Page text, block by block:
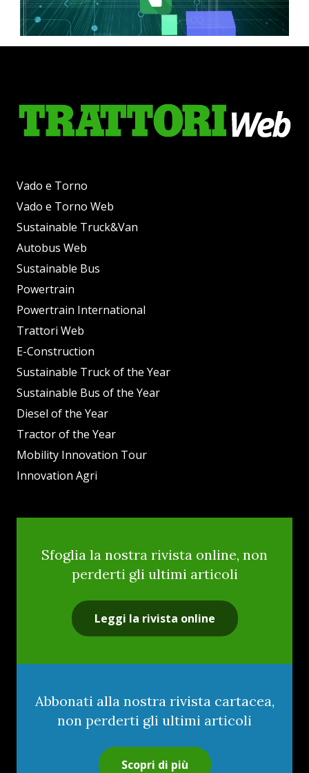
Vado e Torno
Vado e Torno Web
Sustainable Truck&Van
Autobus Web
Sustainable Bus
Powertrain
Powertrain International
Trattori Web
E-Construction
Sustainable Truck of the Year
Sustainable Bus of the Year
Diesel of the Year
Tractor of the Year
Mobility Innovation Tour
Innovation Agri
Sfoglia la nostra rivista online, non
perderti gli ultimi articoli
Leggi la rivista online
Abbonati alla nostra rivista cartacea,
non perderti gli ultimi articoli
Scopri di più